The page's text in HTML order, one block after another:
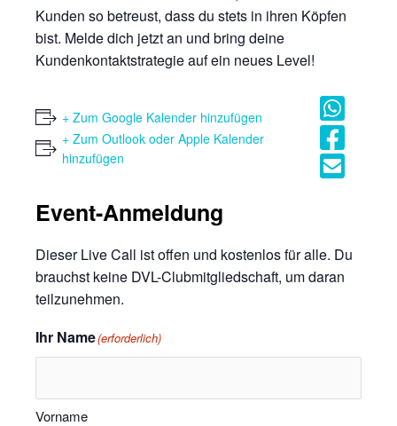
Kunden so betreust, dass du stets in ihren Köpfen
bist. Melde dich jetzt an und bring deine
Kundenkontaktstrategie auf ein neues Level!
+ Zum Google Kalender hinzufügen
+ Zum Outlook oder Apple Kalender
hinzufügen
Event-Anmeldung
Dieser Live Call ist offen und kostenlos für alle. Du
brauchst keine DVL-Clubmitgliedschaft, um daran
teilzunehmen.
Ihr Name(erforderlich)
Vorname